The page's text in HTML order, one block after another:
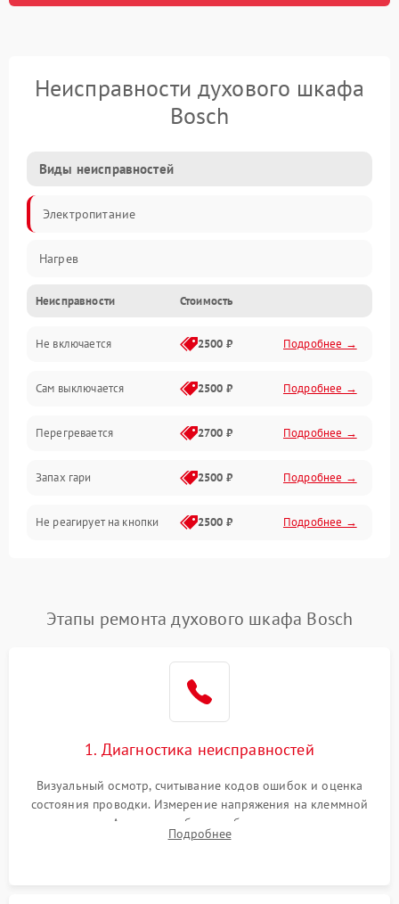
Неисправности духового шкафа
Bosch
Виды неисправностей
Электропитание
Нагрев
Неисправности Стоимость
Не включается 2500 ₽ Подробнее →
Сам выключается 2500 ₽ Подробнее →
Перегревается 2700 ₽ Подробнее →
Запах гари 2500 ₽ Подробнее →
Не реагирует на кнопки 2500 ₽ Подробнее →
Этапы ремонта духового шкафа Bosch
1. Диагностика неисправностей
Визуальный осмотр, считывание кодов ошибок и оценка
состояния проводки. Измерение напряжения на клеммной
колодке. Анализ жалоб на проблемы с нагревом,
конвекцией, панелью управления или блокировкой дверцы.
Подробнее